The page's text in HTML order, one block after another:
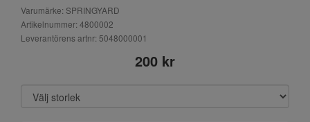
Varumärke: SPRINGYARD
Artikelnummer: 4800002
Leverantörens artnr: 5048000001
200 kr